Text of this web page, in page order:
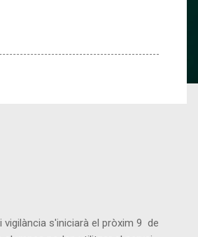
s'iniciarà el pròxim 9 de